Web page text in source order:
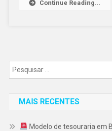
Continue Reading...
MAIS RECENTES
Modelo de tesouraria em